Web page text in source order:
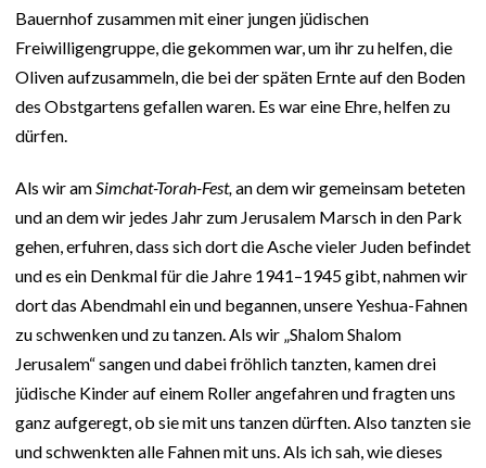
Bauernhof zusammen mit einer jungen jüdischen
Freiwilligengruppe, die gekommen war, um ihr zu helfen, die
Oliven aufzusammeln, die bei der späten Ernte auf den Boden
des Obstgartens gefallen waren. Es war eine Ehre, helfen zu
dürfen.
Als wir am Simchat-Torah-Fest, an dem wir gemeinsam beteten
und an dem wir jedes Jahr zum Jerusalem Marsch in den Park
gehen, erfuhren, dass sich dort die Asche vieler Juden befindet
und es ein Denkmal für die Jahre 1941–1945 gibt, nahmen wir
dort das Abendmahl ein und begannen, unsere Yeshua-Fahnen
zu schwenken und zu tanzen. Als wir „Shalom Shalom
Jerusalem“ sangen und dabei fröhlich tanzten, kamen drei
jüdische Kinder auf einem Roller angefahren und fragten uns
ganz aufgeregt, ob sie mit uns tanzen dürften. Also tanzten sie
und schwenkten alle Fahnen mit uns. Als ich sah, wie dieses